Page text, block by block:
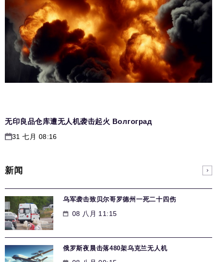
无印良品仓库遭无人机袭击起火 Волгоград
31 七月 08:16
新闻
乌军袭击致贝尔哥罗德州一死二十四伤
08 八月 11:15
俄罗斯夜晨击落480架乌克兰无人机